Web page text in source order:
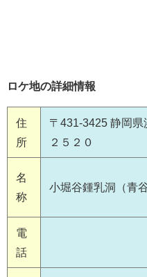
ロケ地の詳細情報
住
所
〒431-3425 静岡
２５２０
名
称
小堀谷鍾乳洞（青
電
話